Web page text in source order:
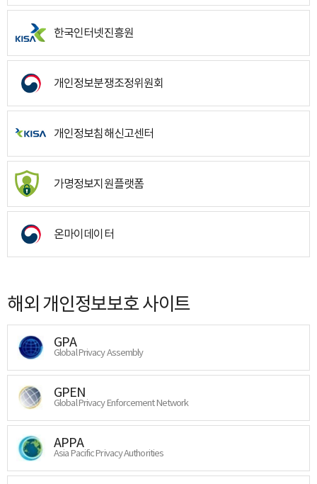
한국인터넷진흥원
개인정보분쟁조정위원회
개인정보침해신고센터
가명정보지원플랫폼
온마이데이터
해외 개인정보보호 사이트
GPA
Global Privacy Assembly
GPEN
Global Privacy Enforcement Network
APPA
Asia Pacific Privacy Authorities